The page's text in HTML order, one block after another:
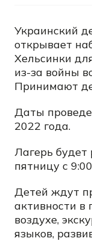
Украинский
открывает
Хельсинки
из-за войны
Принимают
Даты
2022 года.
Лагерь будет
пятницу с
Детей ждут
активности
воздухе,
языков,